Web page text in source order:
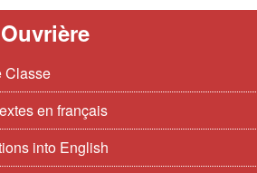
Classe
en français
into English